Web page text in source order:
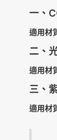
一、
適用材
二、
適用材
三、
適用材